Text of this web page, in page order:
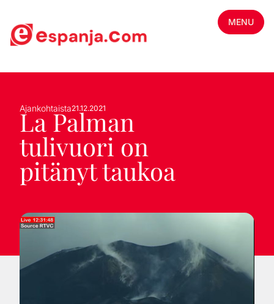
MENU
Ajankohtaista21.12.2021
La Palman
tulivuori on
pitänyt taukoa